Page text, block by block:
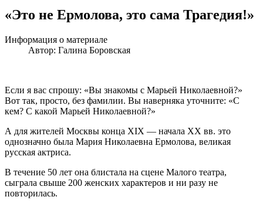
«Это не Ермолова, это сама Трагедия!»
Информация о материале
Автор: Галина Боровская
Если я вас спрошу: «Вы знакомы с Марьей Николаевной?»
Вот так, просто, без фамилии. Вы наверняка уточните: «С
кем? С какой Марьей Николаевной?»
А для жителей Москвы конца XIX — начала XX вв. это
однозначно была Мария Николаевна Ермолова, великая
русская актриса.
В течение 50 лет она блистала на сцене Малого театра,
сыграла свыше 200 женских характеров и ни разу не
повторилась.